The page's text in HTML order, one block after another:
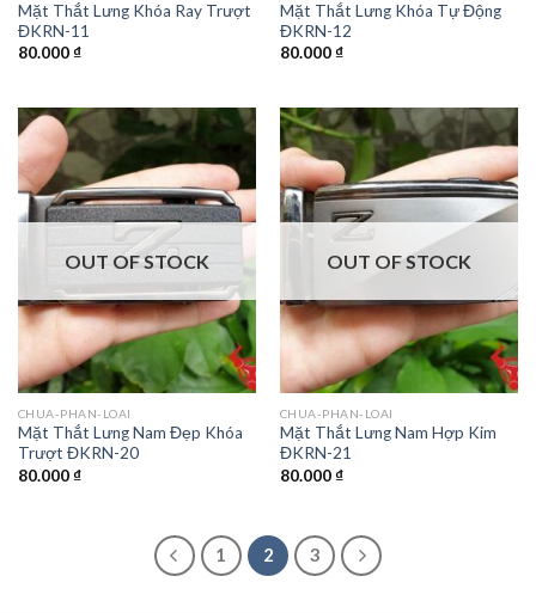
Mặt Thắt Lưng Khóa Ray Trượt
ĐKRN-11
80.000₫
Mặt Thắt Lưng Khóa Tự Động
ĐKRN-12
80.000₫
OUT OF STOCK
CHUA-PHAN-LOAI
Mặt Thắt Lưng Nam Đẹp Khóa
Trượt ĐKRN-20
80.000₫
OUT OF STOCK
CHUA-PHAN-LOAI
Mặt Thắt Lưng Nam Hợp Kim
ĐKRN-21
80.000₫
1 2 3